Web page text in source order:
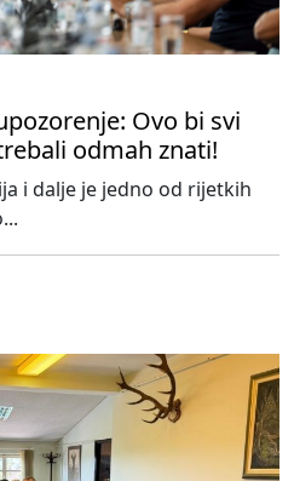
Ovo bi svi
odmah znati!
i dalje je jedno od rijetkih